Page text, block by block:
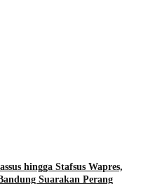
hingga Stafsus Wapres,
Suarakan Perang